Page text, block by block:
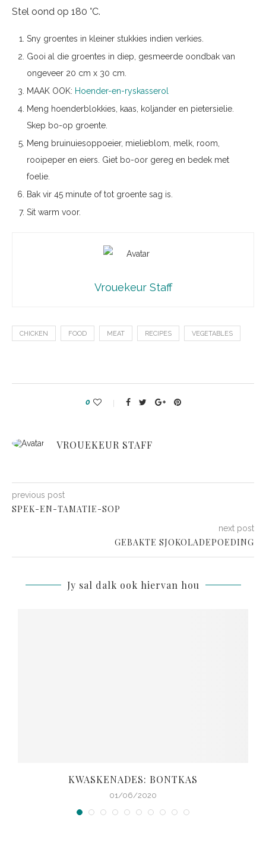
Stel oond op 180 °C.
Sny groentes in kleiner stukkies indien verkies.
Gooi al die groentes in diep, gesmeerde oondbak van
ongeveer 20 cm x 30 cm.
MAAK OOK: Hoender-en-ryskasserol
Meng hoenderblokkies, kaas, koljander en pietersielie.
Skep bo-op groente.
Meng bruinuiesoppoeier, mielieblom, melk, room,
rooipeper en eiers. Giet bo-oor gereg en bedek met
foelie.
Bak vir 45 minute of tot groente sag is.
Sit warm voor.
Vrouekeur Staff
CHICKEN FOOD MEAT RECIPES VEGETABLES
0
VROUEKEUR STAFF
previous post
SPEK-EN-TAMATIE-SOP
next post
GEBAKTE SJOKOLADEPOEDING
Jy sal dalk ook hiervan hou
KWASKENADES: BONTKAS
01/06/2020